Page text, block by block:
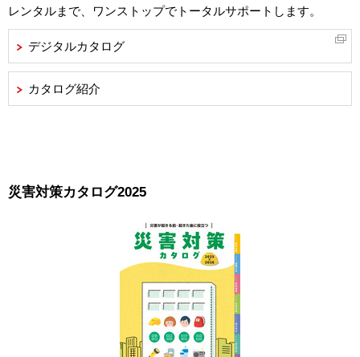
レンタルまで、ワンストップでトータルサポートします。
デジタルカタログ
カタログ紹介
災害対策カタログ2025